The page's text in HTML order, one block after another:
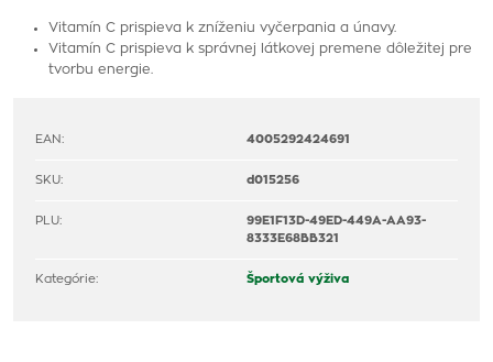
Vitamín C prispieva k zníženiu vyčerpania a únavy.
Vitamín C prispieva k správnej látkovej premene dôležitej pre
tvorbu energie.
EAN: 4005292424691
SKU: d015256
PLU:
99E1F13D-49ED-449A-AA93-
8333E68BB321
Kategórie: Športová výživa